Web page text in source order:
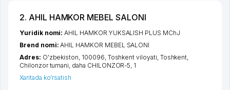
2. AHIL HAMKOR MEBEL SALONI
Yuridik nomi:AHIL HAMKOR YUKSALISH PLUS MChJ
Brend nomi:AHIL HAMKOR MEBEL SALONI
Adres: O'zbekiston, 100096, Toshkent viloyati, Toshkent,
Chilonzor tumani, daha CHILONZOR-5, 1
Xaritada ko'rsatish